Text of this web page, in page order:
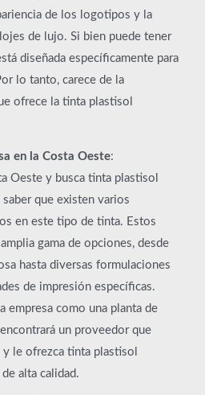
de los logotipos y la
de lujo. Si bien puede tener
diseñada específicamente para
lo tanto, carece de la
ofrece la tinta plastisol
en la Costa Oeste:
Oeste y busca tinta plastisol
que existen varios
en este tipo de tinta. Estos
gama de opciones, desde
hasta diversas formulaciones
de impresión específicas.
empresa como una planta de
un proveedor que
le ofrezca tinta plastisol
alta calidad.